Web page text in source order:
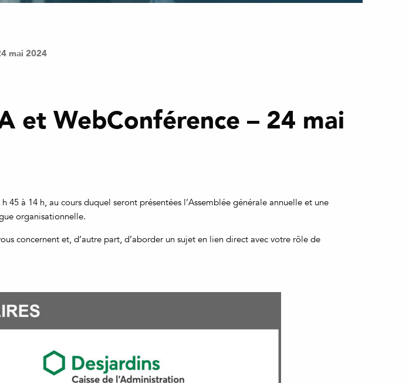
mai 2024
et WebConférence – 24 mai
à 14 h, au cours duquel seront présentées l’Assemblée générale annuelle et une
organisationnelle.
concernent et, d’autre part, d’aborder un sujet en lien direct avec votre rôle de